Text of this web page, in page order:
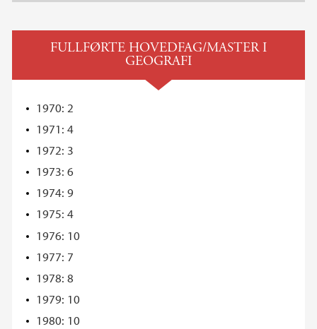
FULLFØRTE HOVEDFAG/MASTER I
GEOGRAFI
1970: 2
1971: 4
1972: 3
1973: 6
1974: 9
1975: 4
1976: 10
1977: 7
1978: 8
1979: 10
1980: 10